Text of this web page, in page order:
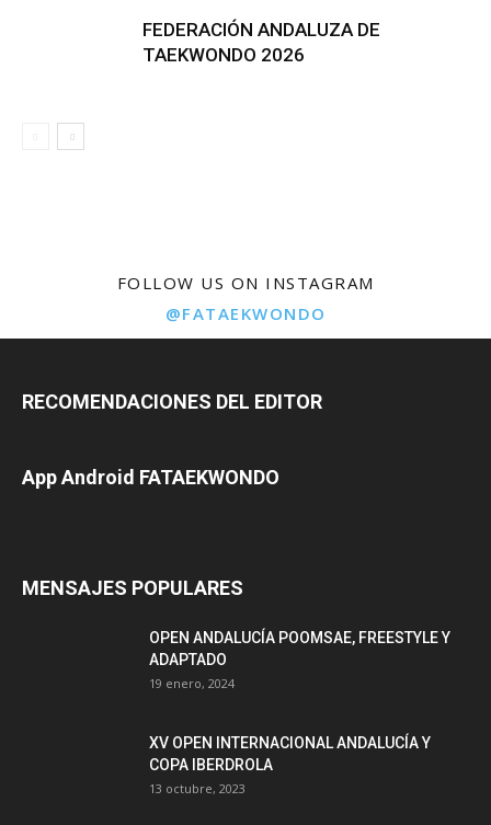
FEDERACIÓN ANDALUZA DE
TAEKWONDO 2026
FOLLOW US ON INSTAGRAM
@FATAEKWONDO
RECOMENDACIONES DEL EDITOR
App Android FATAEKWONDO
MENSAJES POPULARES
OPEN ANDALUCÍA POOMSAE, FREESTYLE Y
ADAPTADO
19 enero, 2024
XV OPEN INTERNACIONAL ANDALUCÍA Y
COPA IBERDROLA
13 octubre, 2023